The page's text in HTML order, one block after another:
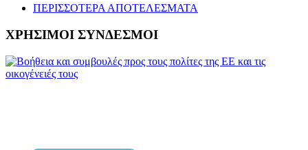
ΠΕΡΙΣΣΟΤΕΡΑ ΑΠΟΤΕΛΕΣΜΑΤΑ
ΧΡΗΣΙΜΟΙ ΣΥΝΔΕΣΜΟΙ